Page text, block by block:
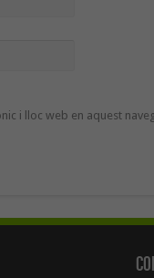
i lloc web en aquest